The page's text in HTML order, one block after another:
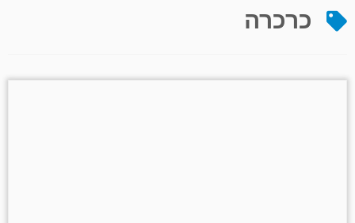
כרכרה